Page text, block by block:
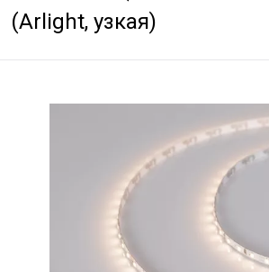
(Arlight, узкая)